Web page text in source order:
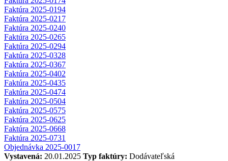
Faktúra 2025-0194
Faktúra 2025-0217
Faktúra 2025-0240
Faktúra 2025-0265
Faktúra 2025-0294
Faktúra 2025-0328
Faktúra 2025-0367
Faktúra 2025-0402
Faktúra 2025-0435
Faktúra 2025-0474
Faktúra 2025-0504
Faktúra 2025-0575
Faktúra 2025-0625
Faktúra 2025-0668
Faktúra 2025-0731
Objednávka 2025-0017
Vystavená: 20.01.2025 Typ faktúry: Dodávateľská